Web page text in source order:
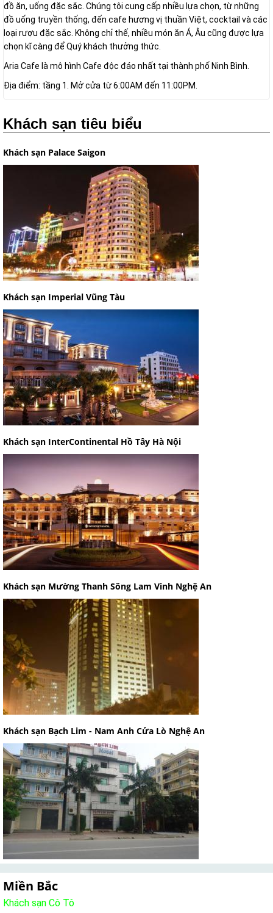
đồ ăn, uống đặc sắc. Chúng tôi cung cấp nhiều lựa chọn, từ những
đồ uống truyền thống, đến cafe hương vị thuần Việt, cocktail và các
loại rượu đặc sắc. Không chỉ thế, nhiều món ăn Á, Âu cũng được lựa
chọn kĩ càng để Quý khách thưởng thức.
Aria Cafe là mô hình Cafe độc đáo nhất tại thành phố Ninh Bình.
Địa điểm: tầng 1. Mở cửa từ 6:00AM đến 11:00PM.
Khách sạn tiêu biểu
Khách sạn Palace Saigon
Khách sạn Imperial Vũng Tàu
Khách sạn InterContinental Hồ Tây Hà Nội
Khách sạn Mường Thanh Sông Lam Vinh Nghệ An
Khách sạn Bạch Lim - Nam Anh Cửa Lò Nghệ An
Miền Bắc
Khách sạn Cô Tô